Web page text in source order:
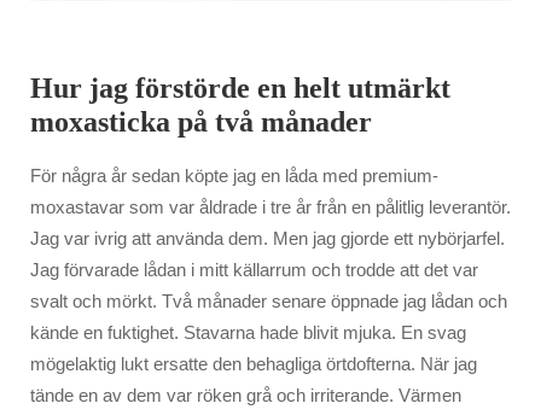
Hur jag förstörde en helt utmärkt
moxasticka på två månader
För några år sedan köpte jag en låda med premium-
moxastavar som var åldrade i tre år från en pålitlig leverantör.
Jag var ivrig att använda dem. Men jag gjorde ett nybörjarfel.
Jag förvarade lådan i mitt källarrum och trodde att det var
svalt och mörkt. Två månader senare öppnade jag lådan och
kände en fuktighet. Stavarna hade blivit mjuka. En svag
mögelaktig lukt ersatte den behagliga örtdofterna. När jag
tände en av dem var röken grå och irriterande. Värmen